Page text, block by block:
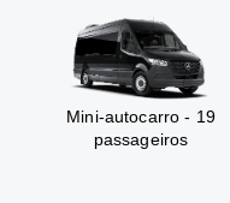
Mini-autocarro - 19
passageiros